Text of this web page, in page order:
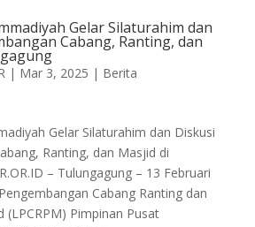
Gelar Silaturahim dan
Cabang, Ranting, dan
| Mar 3, 2025 | Berita
Gelar Silaturahim dan Diskusi
Ranting, dan Masjid di
– Tulungagung – 13 Februari
Cabang Ranting dan
(LPCRPM) Pimpinan Pusat